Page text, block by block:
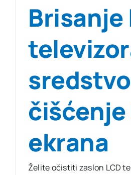
Brisanje
čišćenje
ekrana
Želite očistiti zaslon LCD